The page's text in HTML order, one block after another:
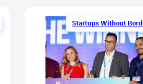
Startups Without